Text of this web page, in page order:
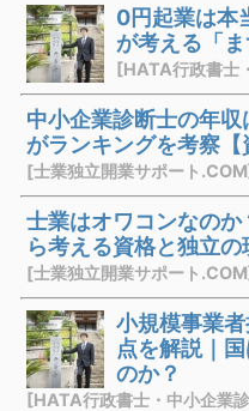
0円起業は本
が考える「
中小企業診断士の年
がランキングを考察【
[士業独立開業サポート
士業はオワコンなの
ら考える資格と独立の
[士業独立開業サポート
小規模事業
点を解説｜
のか？
[HATA行政書士・中小企